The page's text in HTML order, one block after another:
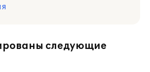
следующие